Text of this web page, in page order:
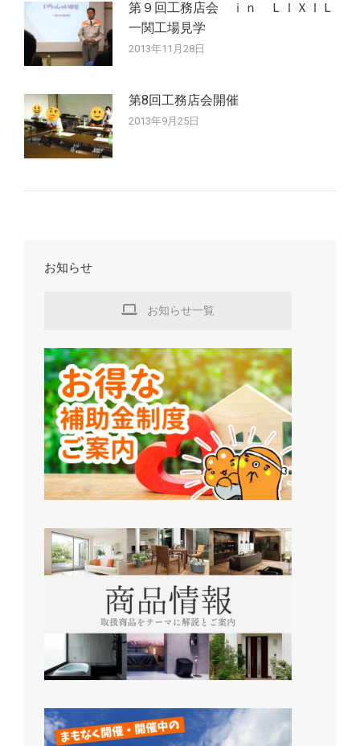
第９回工務店会 ｉｎ ＬＩＸＩＬ
一関工場見学
2013年11月28日
第8回工務店会開催
2013年9月25日
お知らせ
お知らせ一覧